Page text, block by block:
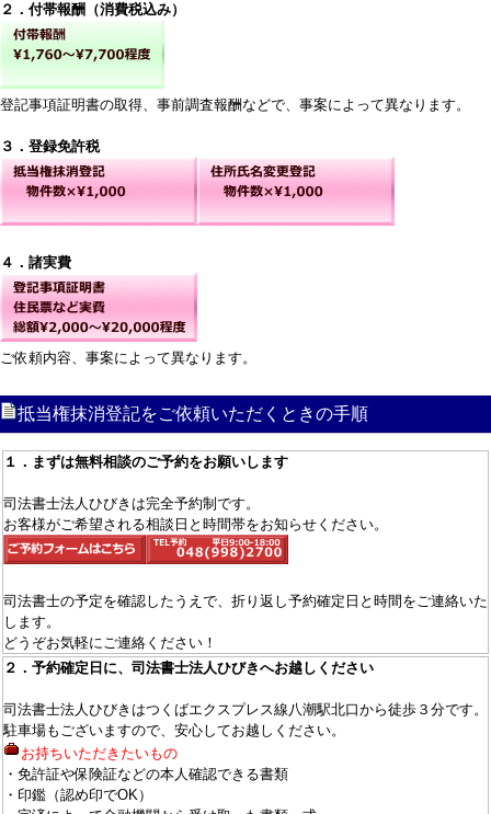
２．付帯報酬（消費税込み）
登記事項証明書の取得、事前調査報酬などで、事案によって異なります。
３．登録免許税
４．諸実費
ご依頼内容、事案によって異なります。
抵当権抹消登記をご依頼いただくときの手順
１．まずは無料相談のご予約をお願いします
司法書士法人ひびきは完全予約制です。
お客様がご希望される相談日と時間帯をお知らせください。
司法書士の予定を確認したうえで、折り返し予約確定日と時間をご連絡いた
します。
どうぞお気軽にご連絡ください！
２．予約確定日に、司法書士法人ひびきへお越しください
司法書士法人ひびきはつくばエクスプレス線八潮駅北口から徒歩３分です。
駐車場もございますので、安心してお越しください。
お持ちいただきたいもの
・免許証や保険証などの本人確認できる書類
・印鑑（認め印でOK）